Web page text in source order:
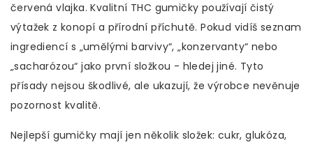
červená vlajka. Kvalitní THC gumičky používají čistý
výtažek z konopí a přírodní příchutě. Pokud vidíš seznam
ingrediencí s „umělými barvivy“, „konzervanty“ nebo
„sacharózou“ jako první složkou - hledej jiné. Tyto
přísady nejsou škodlivé, ale ukazují, že výrobce nevěnuje
pozornost kvalitě.
Nejlepší gumičky mají jen několik složek: cukr, glukóza,